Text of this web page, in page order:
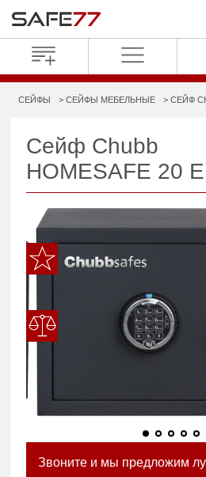
СЕЙФЫ СЕЙФЫ МЕБЕЛЬНЫЕ СЕЙФ
Сейф Chubb
HOMESAFE 20
Звоните и мы предложим